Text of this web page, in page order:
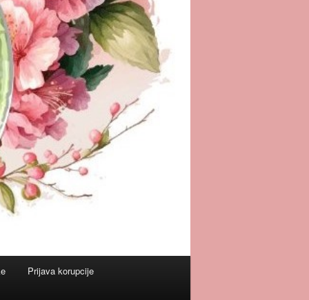
Prijava korupcije